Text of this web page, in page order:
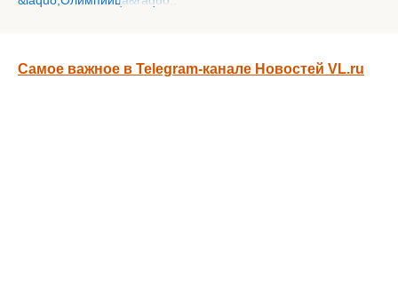
Самое важное в Telegram-канале Новостей VL.ru